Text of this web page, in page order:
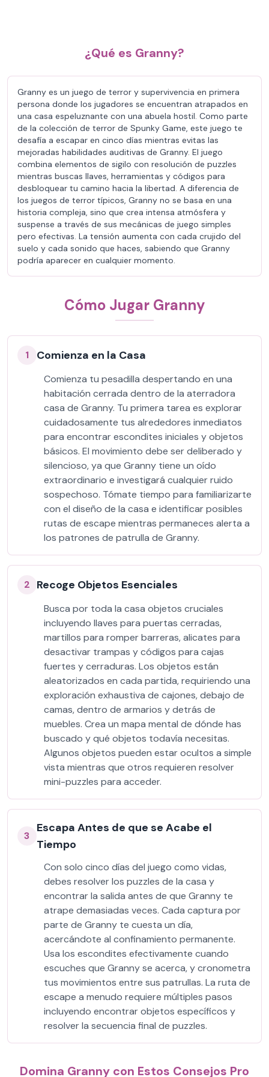
¿Qué es Granny?
Granny es un juego de terror y supervivencia en primera
persona donde los jugadores se encuentran atrapados en
una casa espeluznante con una abuela hostil. Como parte
de la colección de terror de Spunky Game, este juego te
desafía a escapar en cinco días mientras evitas las
mejoradas habilidades auditivas de Granny. El juego
combina elementos de sigilo con resolución de puzzles
mientras buscas llaves, herramientas y códigos para
desbloquear tu camino hacia la libertad. A diferencia de
los juegos de terror típicos, Granny no se basa en una
historia compleja, sino que crea intensa atmósfera y
suspense a través de sus mecánicas de juego simples
pero efectivas. La tensión aumenta con cada crujido del
suelo y cada sonido que haces, sabiendo que Granny
podría aparecer en cualquier momento.
Cómo Jugar Granny
1 Comienza en la Casa
Comienza tu pesadilla despertando en una
habitación cerrada dentro de la aterradora
casa de Granny. Tu primera tarea es explorar
cuidadosamente tus alrededores inmediatos
para encontrar escondites iniciales y objetos
básicos. El movimiento debe ser deliberado y
silencioso, ya que Granny tiene un oído
extraordinario e investigará cualquier ruido
sospechoso. Tómate tiempo para familiarizarte
con el diseño de la casa e identificar posibles
rutas de escape mientras permaneces alerta a
los patrones de patrulla de Granny.
2 Recoge Objetos Esenciales
Busca por toda la casa objetos cruciales
incluyendo llaves para puertas cerradas,
martillos para romper barreras, alicates para
desactivar trampas y códigos para cajas
fuertes y cerraduras. Los objetos están
aleatorizados en cada partida, requiriendo una
exploración exhaustiva de cajones, debajo de
camas, dentro de armarios y detrás de
muebles. Crea un mapa mental de dónde has
buscado y qué objetos todavía necesitas.
Algunos objetos pueden estar ocultos a simple
vista mientras que otros requieren resolver
mini-puzzles para acceder.
3
Escapa Antes de que se Acabe el
Tiempo
Con solo cinco días del juego como vidas,
debes resolver los puzzles de la casa y
encontrar la salida antes de que Granny te
atrape demasiadas veces. Cada captura por
parte de Granny te cuesta un día,
acercándote al confinamiento permanente.
Usa los escondites efectivamente cuando
escuches que Granny se acerca, y cronometra
tus movimientos entre sus patrullas. La ruta de
escape a menudo requiere múltiples pasos
incluyendo encontrar objetos específicos y
resolver la secuencia final de puzzles.
Domina Granny con Estos Consejos Pro